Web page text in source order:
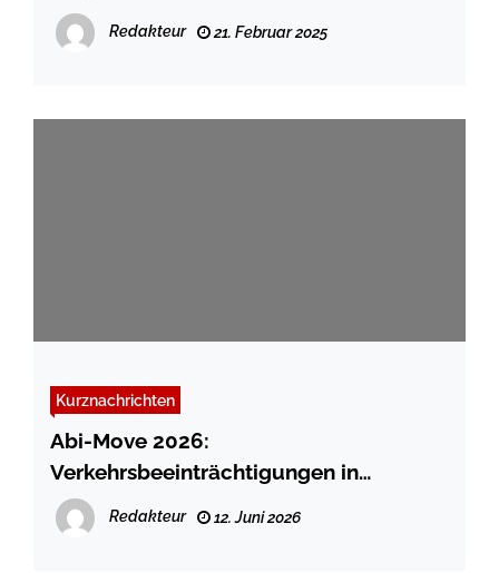
Redakteur 21. Februar 2025
Kurznachrichten
Abi-Move 2026:
Verkehrsbeeinträchtigungen in
Schleswig erwartet
Redakteur 12. Juni 2026